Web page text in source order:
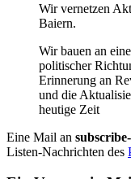
Wir vernetzen
Baiern.
Wir bauen an
politischer
Erinnerung an
und die
heutige Zeit
Eine Mail an
Listen-Nachrichten des